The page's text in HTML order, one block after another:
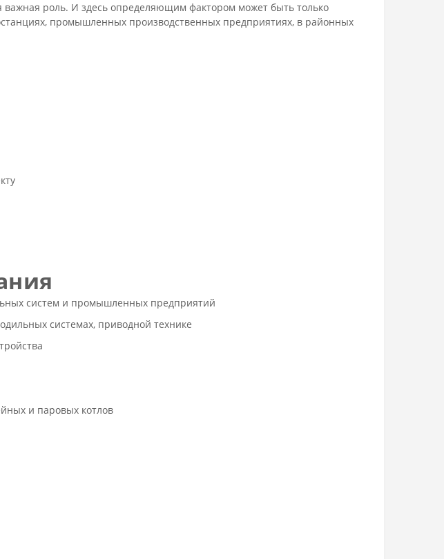
важная роль. И здесь определяющим фактором может быть только
промышленных производственных предприятиях, в районных
систем и промышленных предприятий
системах, приводной технике
и паровых котлов